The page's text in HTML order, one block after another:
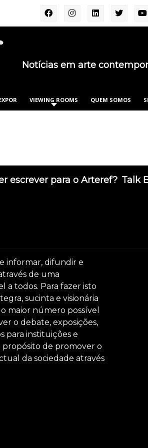
Notícias em arte
VIEWING ROOMS QUEM SOMOS
escrever para o Arteref? Talk
informar, difundir e
de uma
a todos. Para fazer isto
sucinta e visionária
maior número possível
o debate, exposições,
para instituições e
propósito de promover o
da sociedade através